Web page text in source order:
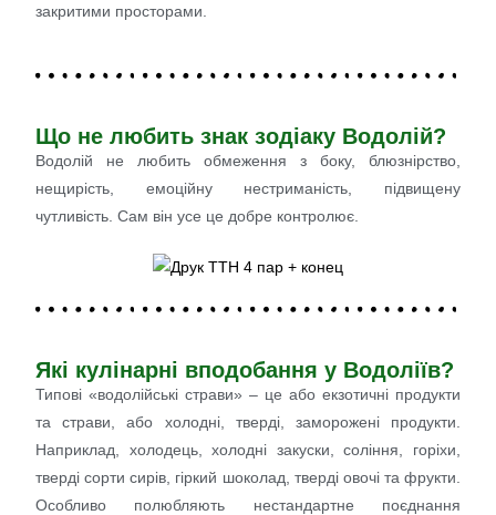
закритими просторами.
Що не любить знак зодіаку Водолій?
Водолій не любить обмеження з боку, блюзнірство,
нещирість, емоційну нестриманість, підвищену
чутливість. Сам він усе це добре контролює.
Які кулінарні вподобання у Водоліїв?
Типові «водолійські страви» – це або екзотичні продукти
та страви, або холодні, тверді, заморожені продукти.
Наприклад, холодець, холодні закуски, соління, горіхи,
тверді сорти сирів, гіркий шоколад, тверді овочі та фрукти.
Особливо полюбляють нестандартне поєднання